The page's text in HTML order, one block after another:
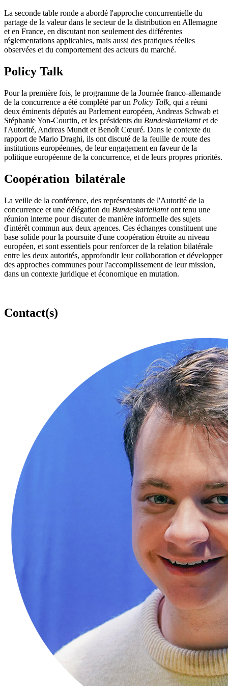
La seconde table ronde a abordé l'approche concurrentielle du
partage de la valeur dans le secteur de la distribution en Allemagne
et en France, en discutant non seulement des différentes
réglementations applicables, mais aussi des pratiques réelles
observées et du comportement des acteurs du marché.
Policy Talk
Pour la première fois, le programme de la Journée franco-allemande
de la concurrence a été complété par un Policy Talk, qui a réuni
deux éminents députés au Parlement européen, Andreas Schwab et
Stéphanie Yon-Courtin, et les présidents du Bundeskartellamtet de
l'Autorité, Andreas Mundt et Benoît Cœuré. Dans le contexte du
rapport de Mario Draghi, ils ont discuté de la feuille de route des
institutions européennes, de leur engagement en faveur de la
politique européenne de la concurrence, et de leurs propres priorités.
Coopération bilatérale
La veille de la conférence, des représentants de l'Autorité de la
concurrence et une délégation du Bundeskartellamtont tenu une
réunion interne pour discuter de manière informelle des sujets
d'intérêt commun aux deux agences. Ces échanges constituent une
base solide pour la poursuite d'une coopération étroite au niveau
européen, et sont essentiels pour renforcer de la relation bilatérale
entre les deux autorités, approfondir leur collaboration et développer
des approches communes pour l'accomplissement de leur mission,
dans un contexte juridique et économique en mutation.
Contact(s)